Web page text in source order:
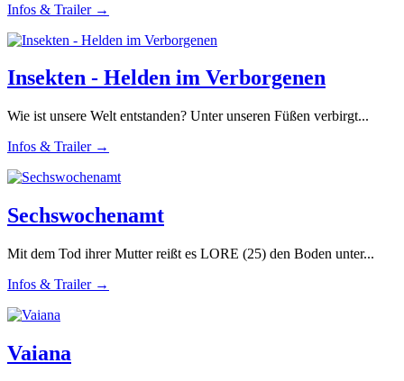
Infos & Trailer →
Insekten - Helden im Verborgenen
Wie ist unsere Welt entstanden? Unter unseren Füßen verbirgt...
Infos & Trailer →
Sechswochenamt
Mit dem Tod ihrer Mutter reißt es LORE (25) den Boden unter...
Infos & Trailer →
Vaiana